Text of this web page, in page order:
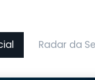
Radar da